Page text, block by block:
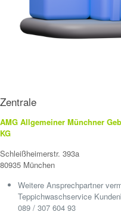
Zentrale
AMG Allgemeiner Münchner
KG
Schleißheimerstr. 393a
80935 München
Weitere Ansprechpartner
Teppichwaschservice
089 / 307 604 93